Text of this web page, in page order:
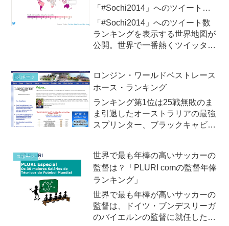
「#Sochi2014」へのツイート数
ランキング
「#Sochi2014」へのツイート数
ランキングを表示する世界地図が
公開。世界で一番熱くツイッター
スポーツ
ロンジン・ワールドベストレース
ホース・ランキング
ランキング第1位は25戦無敗のま
ま引退したオーストラリアの最強
スプリンター、ブラックキャビア
Horseracing Authorities）は先ご
ろ、最...
スポーツ
世界で最も年棒の高いサッカーの
監督は？「PLURI comの監督年俸
ランキング」
世界で最も年棒が高いサッカーの
監督は、ドイツ・ブンデスリーガ
のバイエルンの監督に就任したジ